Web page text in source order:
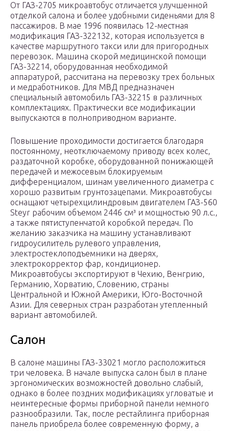
От ГАЗ-2705 микроавтобус отличается улучшенной
отделкой салона и более удобными сиденьями для 8
пассажиров. В мае 1996 появилась 12-местная
модификация ГАЗ-322132, которая используется в
качестве маршрутного такси или для пригородных
перевозок. Машина скорой медицинской помощи
ГАЗ-32214, оборудованная необходимой
аппаратурой, рассчитана на перевозку трех больных
и медработников. Для МВД предназначен
специальный автомобиль ГАЗ-32215 в различных
комплектациях. Практически все модификации
выпускаются в полноприводном варианте.
Повышение проходимости достигается благодаря
постоянному, неотключаемому приводу всех колес,
раздаточной коробке, оборудованной понижающей
передачей и межосевым блокируемым
дифференциалом, шинам увеличенного диаметра с
хорошо развитым грунтозацепами. Микроавтобусы
оснащают четырехцилиндровым двигателем ГАЗ-560
Steyr рабочим объемом 2446 см³ и мощностью 90 л.с.,
а также пятиступенчатой коробкой передач. По
желанию заказчика на машину устанавливают
гидроусилитель рулевого управления,
электростеклоподъемники на дверях,
электрокорректор фар, кондиционер.
Микроавтобусы экспортируют в Чехию, Венгрию,
Германию, Хорватию, Словению, страны
Центральной и Южной Америки, Юго-Восточной
Азии. Для северных стран разработан утепленный
вариант автомобилей.
Салон
В салоне машины ГАЗ-33021 могло расположиться
три человека. В начале выпуска салон был в плане
эргономических возможностей довольно слабый,
однако в более поздних модификациях угловатые и
неинтересные формы приборной панели немного
разнообразили. Так, после рестайлинга приборная
панель приобрела более современную форму, а